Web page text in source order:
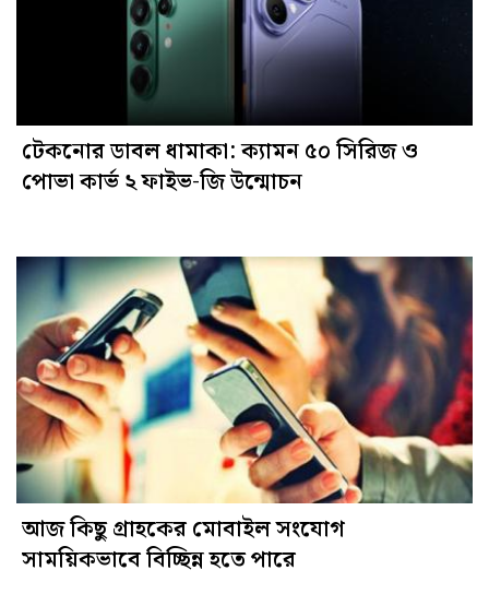
টেকনোর ডাবল ধামাকা: ক্যামন ৫০ সিরিজ ও
পোভা কার্ভ ২ ফাইভ-জি উন্মোচন
আজ কিছু গ্রাহকের মোবাইল সংযোগ
সাময়িকভাবে বিচ্ছিন্ন হতে পারে